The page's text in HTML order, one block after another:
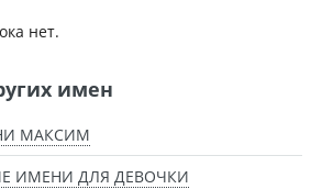
нет.
имен
МАКСИМ
ИМЕНИ ДЛЯ ДЕВОЧКИ